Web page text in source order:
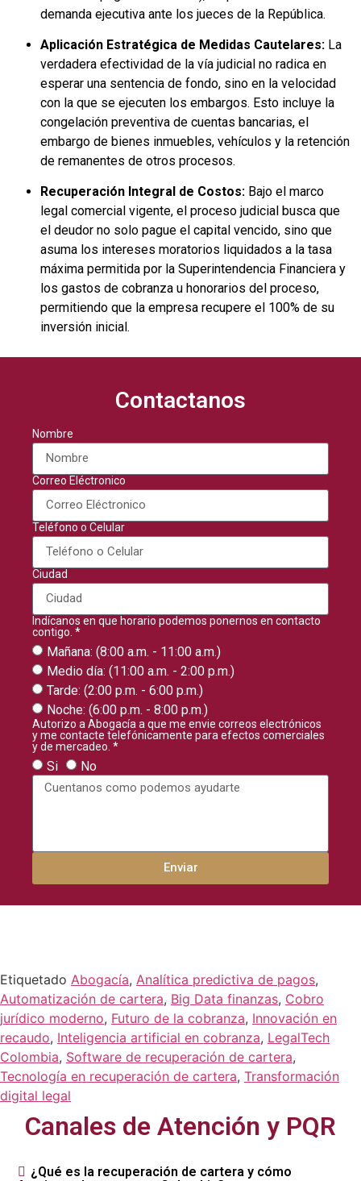
demanda ejecutiva ante los jueces de la República.
Aplicación Estratégica de Medidas Cautelares: La
verdadera efectividad de la vía judicial no radica en
esperar una sentencia de fondo, sino en la velocidad
con la que se ejecuten los embargos. Esto incluye la
congelación preventiva de cuentas bancarias, el
embargo de bienes inmuebles, vehículos y la retención
de remanentes de otros procesos.
Recuperación Integral de Costos: Bajo el marco
legal comercial vigente, el proceso judicial busca que
el deudor no solo pague el capital vencido, sino que
asuma los intereses moratorios liquidados a la tasa
máxima permitida por la Superintendencia Financiera y
los gastos de cobranza u honorarios del proceso,
permitiendo que la empresa recupere el 100% de su
inversión inicial.
Contactanos
Nombre
Correo Eléctronico
Teléfono o Celular
Ciudad
Indícanos en que horario podemos ponernos en contacto
contigo. *
Mañana: (8:00 a.m. - 11:00 a.m.)
Medio día: (11:00 a.m. - 2:00 p.m.)
Tarde: (2:00 p.m. - 6:00 p.m.)
Noche: (6:00 p.m. - 8:00 p.m.)
Autorizo a Abogacía a que me envie correos electrónicos
y me contacte telefónicamente para efectos comerciales
y de mercadeo. *
Si No
Enviar
Etiquetado Abogacía, Analítica predictiva de pagos,
Automatización de cartera, Big Data finanzas, Cobro
jurídico moderno, Futuro de la cobranza, Innovación en
recaudo, Inteligencia artificial en cobranza, LegalTech
Colombia, Software de recuperación de cartera,
Tecnología en recuperación de cartera, Transformación
digital legal
Canales de Atención y PQR
¿Qué es la recuperación de cartera y cómo